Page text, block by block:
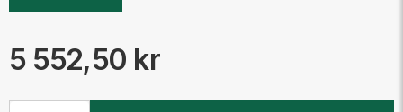
5 552,50 kr